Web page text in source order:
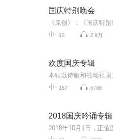
国庆特别晚会
12 2.9万
欢度国庆专辑
167 6788
2018国庆吟诵专辑